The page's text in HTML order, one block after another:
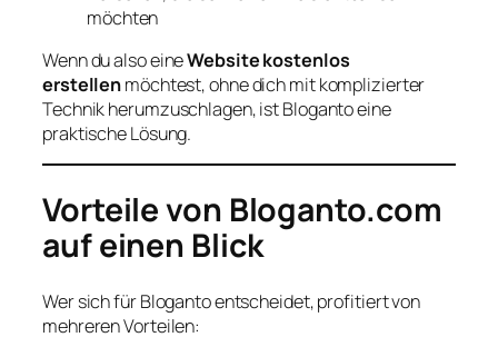
möchten
Wenn du also eineWebsite kostenlos
erstellenmöchtest, ohne dich mit komplizierter
Technik herumzuschlagen, ist Bloganto eine
praktische Lösung.
Vorteile von Bloganto.com
auf einen Blick
Wer sich für Bloganto entscheidet, profitiert von
mehreren Vorteilen: